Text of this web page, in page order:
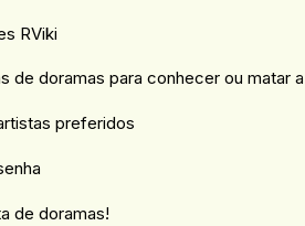
RViki
de doramas para conhecer ou matar
preferidos
de doramas!